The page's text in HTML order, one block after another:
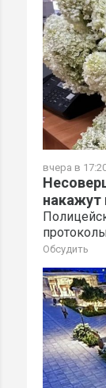
вчера в
накажут
Обсудить